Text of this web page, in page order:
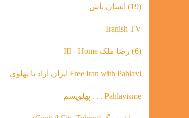
(19) انسان باش
Iranish TV
(6) رضا ملک III - Home
Free Iran with Pahlavi ایران آزاد با پهلوی
Pahlavisme . . . پهلویسم